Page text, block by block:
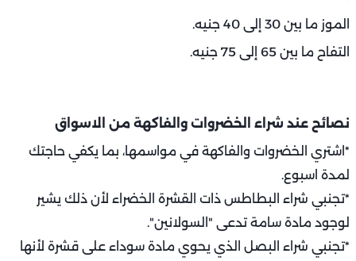
الموز ما بين 30 إلى 40 جنيه.
التفاح ما بين 65 إلى 75 جنيه.
نصائح عند شراء الخضروات والفاكهة من الاسواق
*اشتري الخضروات والفاكهة في مواسمها، بما يكفي حاجتك
لمدة اسبوع.
*تجنبي شراء البطاطس ذات القشرة الخضراء لأن ذلك يشير
لوجود مادة سامة تدعى "السولانين".
*تجنبي شراء البصل الذي يحوي مادة سوداء على قشرة لأنها